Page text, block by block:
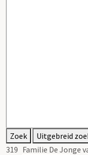
Zoek
Uitgebreid
319 Familie De Jonge